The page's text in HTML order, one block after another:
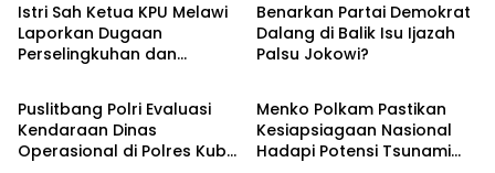
Istri Sah Ketua KPU Melawi
Laporkan Dugaan
Perselingkuhan dan
Benarkan Partai Demokrat
Dalang di Balik Isu Ijazah
Palsu Jokowi?
BERITA
Puslitbang Polri Evaluasi
Kendaraan Dinas
Operasional di Polres Kubu
BERITA
Menko Polkam Pastikan
Kesiapsiagaan Nasional
Hadapi Potensi Tsunami